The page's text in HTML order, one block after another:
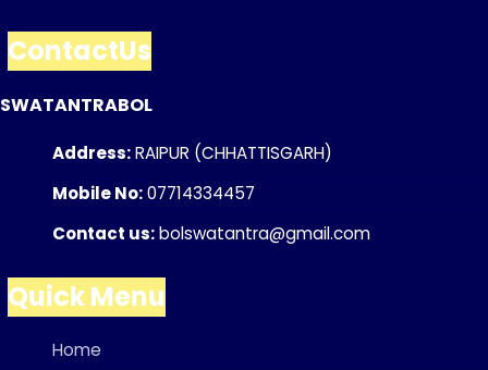
ContactUs
SWATANTRABOL
Address:RAIPUR (CHHATTISGARH)
Mobile No:07714334457
Contact us:bolswatantra@gmail.com
Quick Menu
Home